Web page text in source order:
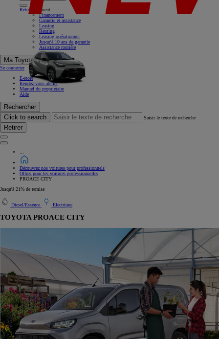
Retour
Élément
Financement
Garantie et assistance
Leasing
Renting
Leasing opérationnel
Jusqu'à 10 ans de garantie
Assistance routière
Ma Toyota
Se connecter
E-store
Rendez-vous atelier
Manuel du propriétaire
Aide
Rechercher
Click to search
Saisir le texte de recherche
Retirer
Découvrez nos voitures pour professionnels
Offres pour les voitures professionnelles
PROACE CITY
Jusqu'à 21% de remise
Diesel/Essence Electrique
TOYOTA PROACE CITY